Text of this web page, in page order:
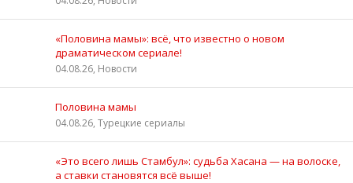
«Половина мамы»: всё, что известно о новом
драматическом сериале!
04.08.26, Новости
Половина мамы
04.08.26, Турецкие сериалы
«Это всего лишь Стамбул»: судьба Хасана — на волоске,
а ставки становятся всё выше!